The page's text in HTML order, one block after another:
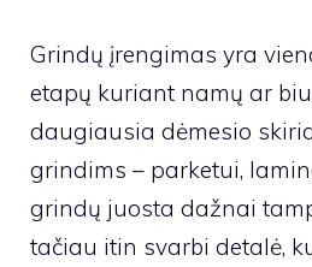
Grindų įrengimas yra
etapų kuriant namų ar
daugiausia dėmesio
grindims – parketui,
grindų juosta dažnai
tačiau itin svarbi detalė,